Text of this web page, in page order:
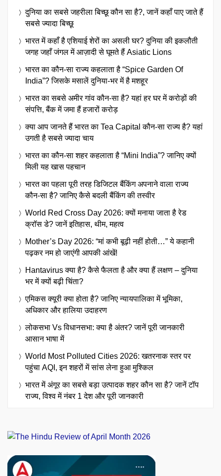
दुनिया का सबसे जहरीला बिच्छू कौन सा है?, जानें कहाँ पाए जाते हैं
सबसे ज्यादा बिच्छू
भारत में कहाँ है एशियाई शेरों का असली घर? दुनिया की इकलौती
जगह जहाँ जंगल में आज़ादी से घूमते हैं Asiatic Lions
भारत का कौन-सा राज्य कहलाता है “Spice Garden Of
India”? जिसके मसालें दुनिया-भर में है मशहूर
भारत का सबसे अमीर गांव कौन-सा है? यहां हर घर में करोड़ों की
संपत्ति, बैंक में जमा हैं हजारों करोड़
क्या आप जानते हैं भारत का Tea Capital कौन-सा राज्य है? यहां
उगती है सबसे ज्यादा चाय
भारत का कौन-सा शहर कहलाता है “Mini India”? जानिए क्यों
मिली यह खास पहचान
भारत का पहला पूरी तरह डिजिटल बैंकिंग अपनाने वाला राज्य
कौन-सा है? जानिए कैसे बदली बैंकिंग की तस्वीर
World Red Cross Day 2026: क्यों मनाया जाता है रेड
क्रॉस डे? जानें इतिहास, थीम, महत्व
Mother’s Day 2026: “मां कभी बूढ़ी नहीं होती…” ये कहानी
पढ़कर नम हो जाएंगी आपकी आंखें!
Hantavirus क्या है? कैसे फैलता है और क्या हैं लक्षण – दुनिया
भर में क्यों बढ़ी चिंता?
एमिकस क्यूरी क्या होता है? जानिए न्यायपालिका में भूमिका,
अधिकार और हालिया उदाहरण
लोकसभा Vs विधानसभा: क्या है अंतर? जानें पूरी जानकारी
आसान भाषा में
World Most Polluted Cities 2026: खतरनाक स्तर पर
पहुंचा AQI, इन शहरों में सांस लेना हुआ मुश्किल
भारत में अंगूर का सबसे बड़ा उत्पादक शहर कौन सा है? जानें टॉप
राज्य, विश्व में नंबर 1 देश और पूरी जानकारी